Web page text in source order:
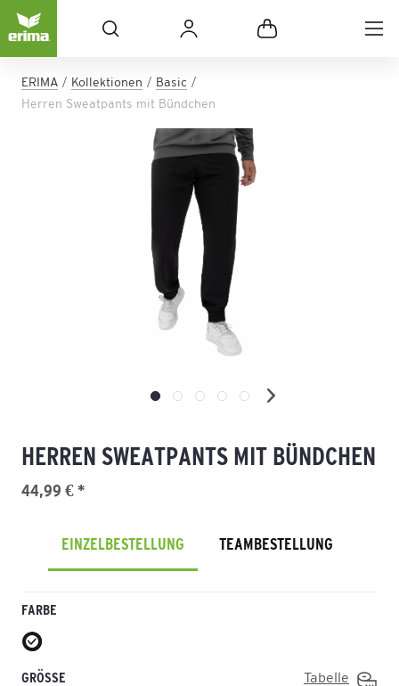
ERIMA Kollektionen
Basic
Herren Sweatpants mit Bündchen
HERREN SWEATPANTS MIT BÜNDCHEN
44,99 € *
EINZELBESTELLUNG TEAMBESTELLUNG
FARBE
GRÖSSE Tabelle